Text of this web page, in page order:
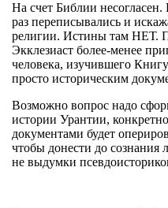
На счет Библии
раз переписывались и
религии. Истины там НЕТ.
Экклезиаст более-менее
человека, изучившего
просто историческим
Возможно вопрос надо
истории Урантии,
документами будет
чтобы донести до сознания
не выдумки